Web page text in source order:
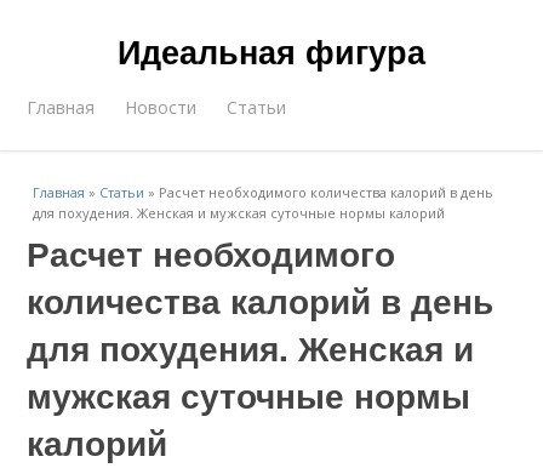
Идеальная фигура
Главная Новости Статьи
Главная » Статьи » Расчет необходимого количества калорий в день
для похудения. Женская и мужская суточные нормы калорий
Расчет необходимого
количества калорий в день
для похудения. Женская и
мужская суточные нормы
калорий